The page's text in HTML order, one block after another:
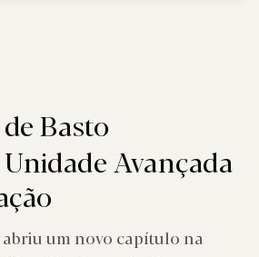
Basto
Avançada
um novo capítulo na